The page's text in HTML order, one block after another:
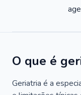
O que é
Geriatria é a